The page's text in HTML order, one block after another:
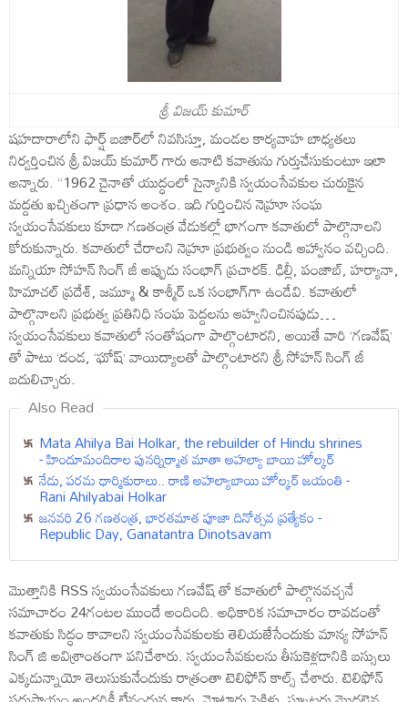
శ్రీ విజయ్ కుమార్
షహదారాలోని ఫార్ష్ బజార్‌లో నివసిస్తూ, మండల కార్యవాహ బాధ్యతలు
నిర్వర్తించిన శ్రీ విజయ్ కుమార్ గారు ఆనాటి క‌వాతును గుర్తుచేసుకుంటూ ఇలా
అన్నారు. “1962 చైనాతో యుద్ధంలో సైన్యానికి స్వయంసేవకుల చురుకైన
మద్దతు ఖచ్చితంగా ప్రధాన అంశం. ఇది గుర్తించిన నెహ్రూ సంఘ
స్వ‌యంసేవ‌కులు కూడా గ‌ణ‌తంత్ర వేడుక‌ల్లో భాగంగా కవాతులో పాల్గొనాల‌ని
కోరుకున్నారు. క‌వాతులో చేరాలని నెహ్రూ ప్రభుత్వం నుండి ఆహ్వానం వచ్చింది.
మన్నియా సోహన్ సింగ్ జీ అప్పుడు సంభాగ్ ప్రచారక్. ఢిల్లీ, పంజాబ్, హర్యానా,
హిమాచల్ ప్రదేశ్, జమ్మూ & కాశ్మీర్ ఒక సంభాగ్‌గా ఉండేవి. క‌వాతులో
పాల్గొనాల‌ని ప్రభుత్వ ప్రతినిధి సంఘ పెద్ద‌ల‌ను ఆహ్వ‌నించిన‌పుడు…
స్వయంసేవకులు క‌వాతులో సంతోషంగా పాల్గొంటారని, అయితే వారి ‘గణ‌వేష్’
తో పాటు ‘దండ, ‘ఘోష్’ వాయిద్యాల‌తో పాల్గొంటార‌ని శ్రీ సోహన్ సింగ్ జీ
బ‌దులిచ్చారు.
Also Read
Mata Ahilya Bai Holkar, the rebuilder of Hindu shrines
- హిందూమందిరాల పునర్నిర్మాత మాతా అహల్యా బాయి హోల్కర్
నేడు, పరమ ధార్మికురాలు.. రాణి అహల్యాబాయి హోల్కర్ జయంతి -
Rani Ahilyabai Holkar
జనవరి 26 గణతంత్ర, భారతమాత పూజా దినోత్సవ ప్రత్యేకం -
Republic Day, Ganatantra Dinotsavam
మొత్తానికి RSS స్వ‌యంసేవ‌కులు గ‌ణ‌వేష్ తో కవాతులో పాల్గొన‌వ‌చ్చ‌నే
స‌మాచారం 24గంట‌ల ముందే అందింది. అధికారిక స‌మాచారం రావ‌డంతో
క‌వాతుకు సిద్ధం కావాలని స్వ‌యంసేవ‌కుల‌కు తెలియజేసేందుకు మాన్య సోహన్
సింగ్ జి అవిశ్రాంతంగా పనిచేశారు. స్వయంసేవకులను తీసుకెళ్ల‌డానికి బస్సులు
ఎక్కడున్నాయో తెలుసుకునేందుకు రాత్రంతా టెలిఫోన్ కాల్స్ చేశారు. టెలిఫోన్